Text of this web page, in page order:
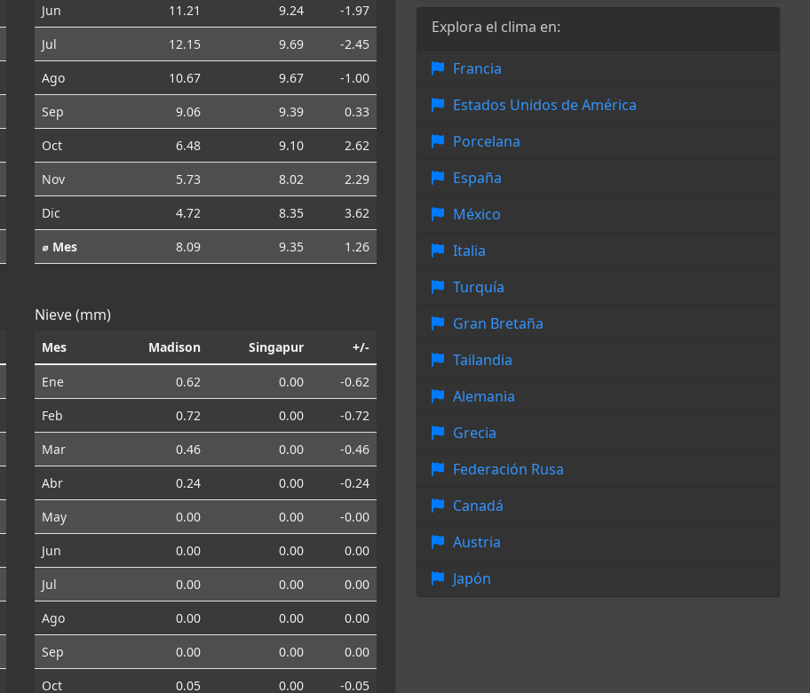
Jun
11.21 9.24
-1.97
Jul
12.15 9.69
-2.45
Ago
10.67 9.67
-1.00
Sep
9.06 9.39
0.33
Oct
6.48 9.10
2.62
Nov
5.73 8.02
2.29
Dic
4.72 8.35
3.62
⌀ Mes
8.09 9.35 1.26
Nieve (mm)
Mes Madison Singapur +/-
Ene 0.62 0.00
-0.62
Feb
0.72 0.00
-0.72
Mar
0.46 0.00
-0.46
Abr
0.24 0.00
-0.24
May
0.00 0.00
-0.00
Jun
0.00 0.00
0.00
Jul
0.00 0.00
0.00
Ago
0.00 0.00
0.00
Sep
0.00 0.00
0.00
Oct
0.05 0.00 -0.05
Explora el clima en:
Francia
Estados Unidos de América
Porcelana
España
México
Italia
Turquía
Gran Bretaña
Tailandia
Alemania
Grecia
Federación Rusa
Canadá
Austria
Japón